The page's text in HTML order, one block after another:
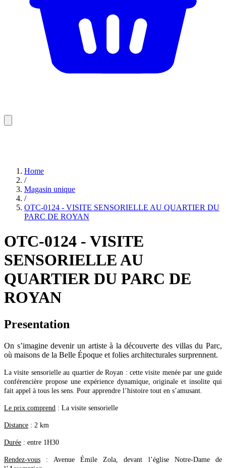
Home
/
Magasin unique
/
OTC-0124 - VISITE SENSORIELLE AU QUARTIER DU
PARC DE ROYAN
OTC-0124 - VISITE
SENSORIELLE AU
QUARTIER DU PARC DE
ROYAN
Presentation
On s’imagine devenir un artiste à la découverte des villas du Parc,
où maisons de la Belle Époque et folies architecturales surprennent.
La visite sensorielle au quartier de Royan : cette visite menée par une guide
conférencière propose une expérience dynamique, originale et insolite qui
fait appel à tous les sens. Pour apprendre l’histoire tout en s’amusant.
Le prix comprend : La visite sensorielle
Distance : 2 km
Durée : entre 1H30
Rendez-vous : Avenue Émile Zola, devant l’église Notre-Dame de